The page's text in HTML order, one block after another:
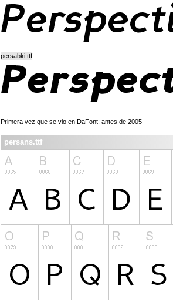
persabki.ttf
Primera vez que se vio en DaFont: antes de 2005
persans.ttf